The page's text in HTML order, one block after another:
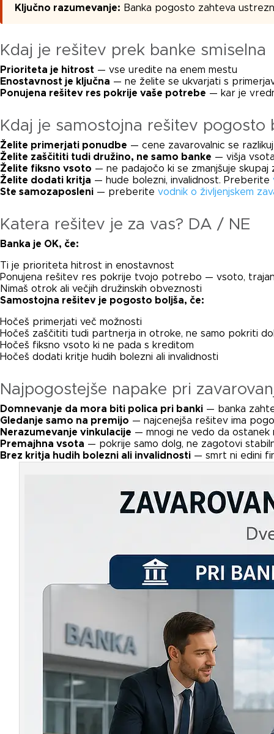
Ključno razumevanje: Banka pogosto zahteva
Kdaj je rešitev prek banke smiselna
Prioriteta je hitrost — vse uredite na enem mestu
Enostavnost je ključna — ne želite se ukvarjati s
Ponujena rešitev res pokrije vaše potrebe — kar je
Kdaj je samostojna rešitev pogosto
Želite primerjati ponudbe — cene zavarovalnic se
Želite zaščititi tudi družino, ne samo banke — višja
Želite fiksno vsoto — ne padajočo ki se zmanjšuje skupaj
Želite dodati kritja — hude bolezni, invalidnost. Preberite
Ste samozaposleni — preberite vodnik o življenjskem
Katera rešitev je za vas? DA / NE
Banka je OK, če:
Ti je prioriteta hitrost in enostavnost
Ponujena rešitev res pokrije tvojo potrebo — vsoto,
Nimaš otrok ali večjih družinskih obveznosti
Samostojna rešitev je pogosto boljša, če:
Hočeš primerjati več možnosti
Hočeš zaščititi tudi partnerja in otroke, ne samo pokriti
Hočeš fiksno vsoto ki ne pada s kreditom
Hočeš dodati kritje hudih bolezni ali invalidnosti
Najpogostejše napake pri
Domnevanje da mora biti polica pri banki — banka
Gledanje samo na premijo — najcenejša rešitev ima
Nerazumevanje vinkulacije — mnogi ne vedo da ostanek
Premajhna vsota — pokrije samo dolg, ne zagotovi
Brez kritja hudih bolezni ali invalidnosti — smrt ni edini